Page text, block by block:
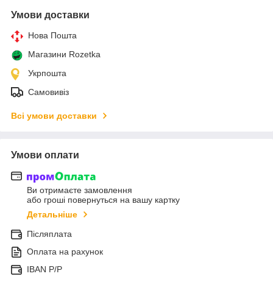
Умови доставки
Нова Пошта
Магазини Rozetka
Укрпошта
Самовивіз
Всі умови доставки
Умови оплати
Ви отримаєте замовлення
або гроші повернуться на вашу картку
Детальніше
Післяплата
Оплата на рахунок
IBAN P/P